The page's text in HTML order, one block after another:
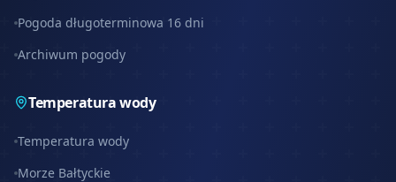
Pogoda długoterminowa 16 dni
Archiwum pogody
Temperatura wody
Temperatura wody
Morze Bałtyckie